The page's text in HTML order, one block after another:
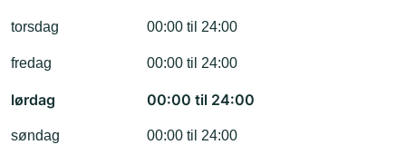
torsdag 00:00 til 24:00
fredag 00:00 til 24:00
lørdag 00:00 til 24:00
søndag 00:00 til 24:00